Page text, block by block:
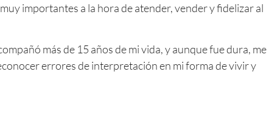
importantes a la hora de atender, vender y fidelizar al
más de 15 años de mi vida, y aunque fue dura, me
errores de interpretación en mi forma de vivir y